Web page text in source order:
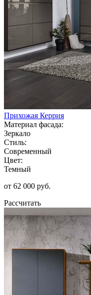
Прихожая Керрия
Материал фасада:
Зеркало
Стиль:
Современный
Цвет:
Темный
от 62 000 руб.
Рассчитать